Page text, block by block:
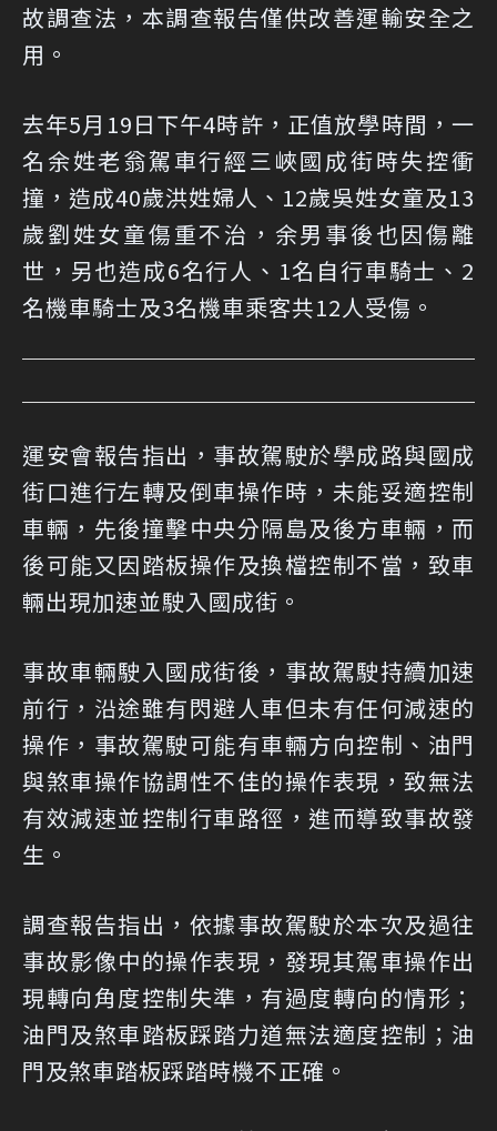
故調查法，本調查報告僅供改善運輸安全之
用。
去年5月19日下午4時許，正值放學時間，一
名余姓老翁駕車行經三峽國成街時失控衝
撞，造成40歲洪姓婦人、12歲吳姓女童及13
歲劉姓女童傷重不治，余男事後也因傷離
世，另也造成6名行人、1名自行車騎士、2
名機車騎士及3名機車乘客共12人受傷。
運安會報告指出，事故駕駛於學成路與國成
街口進行左轉及倒車操作時，未能妥適控制
車輛，先後撞擊中央分隔島及後方車輛，而
後可能又因踏板操作及換檔控制不當，致車
輛出現加速並駛入國成街。
事故車輛駛入國成街後，事故駕駛持續加速
前行，沿途雖有閃避人車但未有任何減速的
操作，事故駕駛可能有車輛方向控制、油門
與煞車操作協調性不佳的操作表現，致無法
有效減速並控制行車路徑，進而導致事故發
生。
調查報告指出，依據事故駕駛於本次及過往
事故影像中的操作表現，發現其駕車操作出
現轉向角度控制失準，有過度轉向的情形；
油門及煞車踏板踩踏力道無法適度控制；油
門及煞車踏板踩踏時機不正確。